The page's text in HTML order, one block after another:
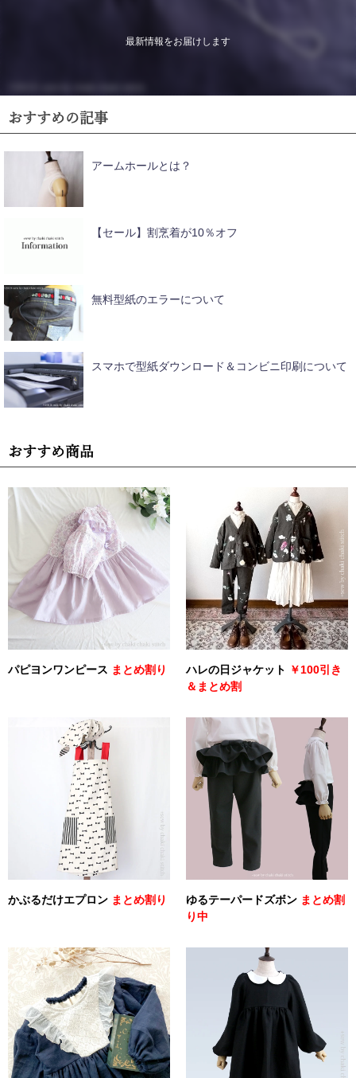
最新情報をお届けします
おすすめの記事
アームホールとは？
【セール】割烹着が10％オフ
無料型紙のエラーについて
スマホで型紙ダウンロード＆コンビニ印刷について
おすすめ商品